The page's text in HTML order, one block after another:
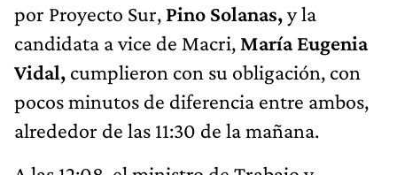
por Proyecto Sur, Pino Solanas,y la
candidata a vice de Macri, María Eugenia
Vidal, cumplieron con su obligación, con
pocos minutos de diferencia entre ambos,
alrededor de las 11:30 de la mañana.